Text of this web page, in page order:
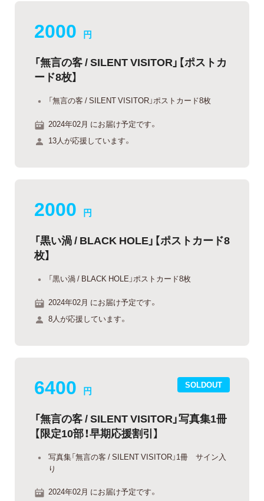
2000 円
「無言の客 / SILENT VISITOR」【ポストカ
ード8枚】
「無言の客 / SILENT VISITOR」ポストカード8枚
2024年02月 にお届け予定です。
13人が応援しています。
2000 円
「黒い渦 / BLACK HOLE」【ポストカード8
枚】
「黒い渦 / BLACK HOLE」ポストカード8枚
2024年02月 にお届け予定です。
8人が応援しています。
SOLDOUT
6400 円
「無言の客 / SILENT VISITOR」写真集1冊
【限定10部！早期応援割引】
写真集「無言の客 / SILENT VISITOR」1冊 サイン入
り
2024年02月 にお届け予定です。